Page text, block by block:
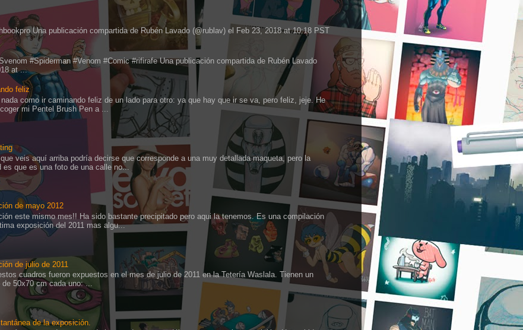
Una publicación compartida de Rubén Lavado (@rublav) el Feb 23, 2018 at 10:18 PST
#Spiderman #Venom #Comic #rifirafe Una publicación compartida de Rubén Lavado
at ...
feliz
como ir caminando feliz de un lado para otro: ya que hay que ir se va, pero feliz, jeje. He
mi Pentel Brush Pen a ...
que veis aquí arriba podría decirse que corresponde a una muy detallada maqueta, pero la
es que es una foto de una calle no...
de mayo 2012
este mismo mes!! Ha sido bastante precipitado pero aqui la tenemos. Es una compilación
exposición del 2011 mas algu...
de julio de 2011
cuadros fueron expuestos en el mes de julio de 2011 en la Tetería Waslala. Tienen un
de 50x70 cm cada uno: ...
de la exposición.